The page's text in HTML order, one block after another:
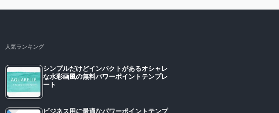
人気ランキング
シンプルだけどインパクトがあるオシャレ
な水彩画風の無料パワーポイントテンプレ
ート
ビジネス用に最適なパワーポイントテンプ